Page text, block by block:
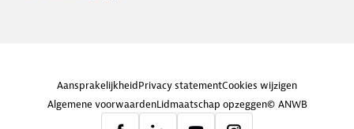
AansprakelijkheidPrivacy statementCookies wijzigen
Algemene voorwaardenLidmaatschap opzeggen© ANWB